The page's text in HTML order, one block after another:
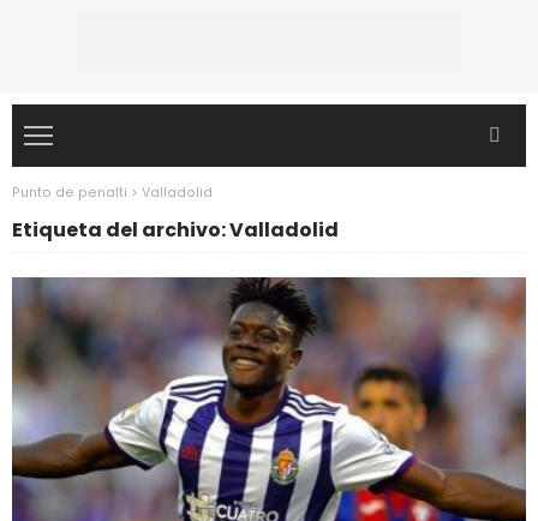
Punto de penalti > Valladolid
Etiqueta del archivo: Valladolid